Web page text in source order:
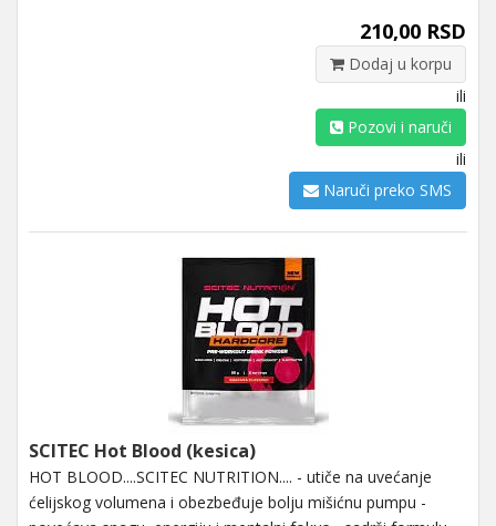
210,00 RSD
Dodaj u korpu
ili
Pozovi i naruči
ili
Naruči preko SMS
SCITEC Hot Blood (kesica)
HOT BLOOD....SCITEC NUTRITION.... - utiče na uvećanje
ćelijskog volumena i obezbeđuje bolju mišićnu pumpu -